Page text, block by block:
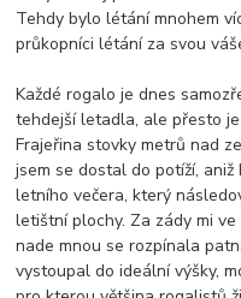
Tehdy bylo létání mnohem
průkopníci létání za svou
Každé rogalo je dnes
tehdejší letadla, ale přesto
Frajeřina stovky metrů nad
jsem se dostal do potíží, aniž
letního večera, který
letištní plochy. Za zády mi
nade mnou se rozpínala
vystoupal do ideální výšky,